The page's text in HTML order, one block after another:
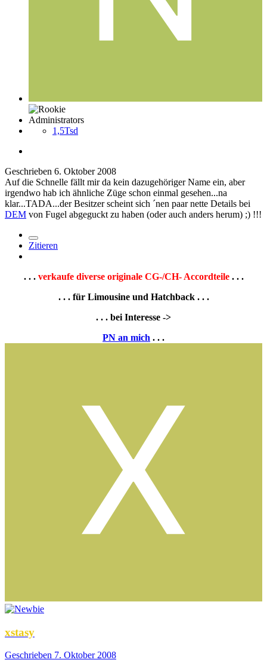
Administrators
1,5Tsd
Geschrieben 6. Oktober 2008
Auf die Schnelle fällt mir da kein dazugehöriger Name ein, aber
irgendwo hab ich ähnliche Züge schon einmal gesehen...na
klar...TADA...der Besitzer scheint sich ´nen paar nette Details bei
DEM von Fugel abgeguckt zu haben (oder auch anders herum) ;) !!!
Zitieren
. . .verkaufe diverse originale CG-/CH- Accordteile. . .
. . . für Limousine und Hatchback . . .
. . . bei Interesse ->
PN an mich . . .
xstasy
Geschrieben 7. Oktober 2008